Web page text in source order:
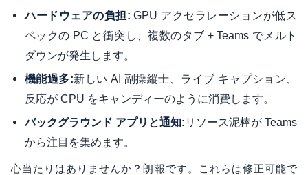
ハードウェアの負担: GPU アクセラレーションが低ス
ペックの PC と衝突し、複数のタブ + Teams でメルト
ダウンが発生します。
機能過多:新しい AI 副操縦士、ライブ キャプション、
反応が CPU をキャンディーのように消費します。
バックグラウンド アプリと通知: リソース泥棒が Teams
から注目を集めます。
心当たりはありませんか？朗報です。これらは修正可能で